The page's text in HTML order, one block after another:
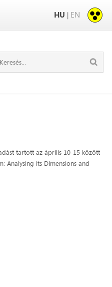
HU | EN
tartott az április 10-15 között
Analysing its Dimensions and